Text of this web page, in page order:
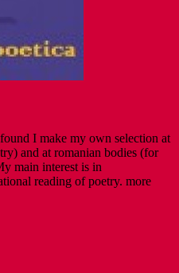
I make my own selection at
and at romanian bodies (for
main interest is in
reading of poetry. more